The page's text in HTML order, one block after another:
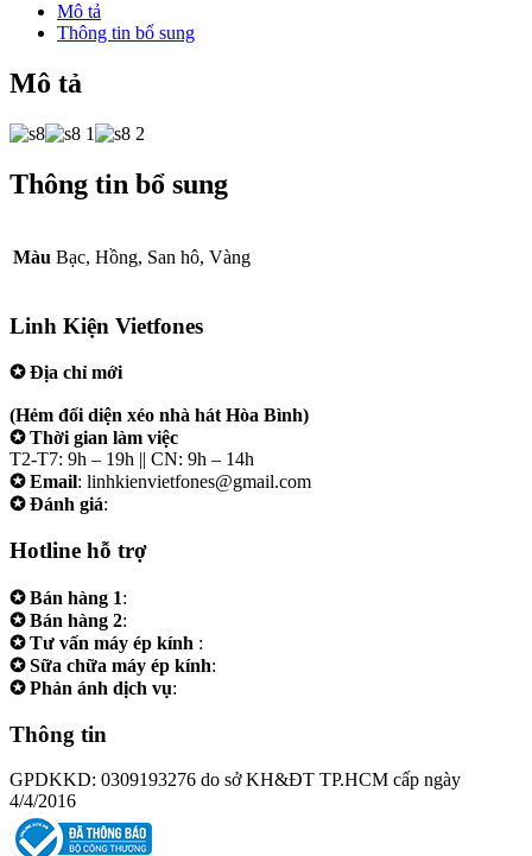
Mô tả
Thông tin bổ sung
Mô tả
Thông tin bổ sung
Màu Bạc, Hồng, San hô, Vàng
Linh Kiện Vietfones
✪ Địa chỉ mới
(Hẻm đối diện xéo nhà hát Hòa Bình)
✪ Thời gian làm việc
T2-T7: 9h – 19h || CN: 9h – 14h
✪ Email: linhkienvietfones@gmail.com
✪ Đánh giá:
Hotline hỗ trợ
✪ Bán hàng 1:
✪ Bán hàng 2:
✪ Tư vấn máy ép kính :
✪ Sữa chữa máy ép kính:
✪ Phản ánh dịch vụ:
Thông tin
GPDKKD: 0309193276 do sở KH&ĐT TP.HCM cấp ngày
4/4/2016